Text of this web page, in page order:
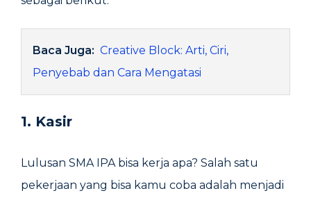
Baca Juga: Creative Block: Arti, Ciri,
Penyebab dan Cara Mengatasi
1. Kasir
Lulusan SMA IPA bisa kerja apa? Salah satu
pekerjaan yang bisa kamu coba adalah menjadi